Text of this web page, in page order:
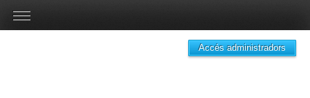
Accés administradors